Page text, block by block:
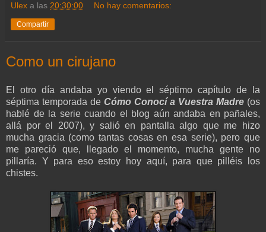
Ulex a las 20:30:00 No hay comentarios:
Compartir
Como un cirujano
El otro día andaba yo viendo el séptimo capítulo de la
séptima temporada de Cómo Conocí a Vuestra Madre (os
hablé de la serie cuando el blog aún andaba en pañales,
allá por el 2007), y salió en pantalla algo que me hizo
mucha gracia (como tantas cosas en esa serie), pero que
me pareció que, llegado el momento, mucha gente no
pillaría. Y para eso estoy hoy aquí, para que pilléis los
chistes.